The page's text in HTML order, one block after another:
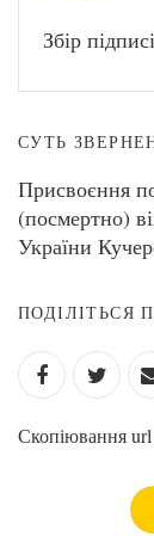
Збір
СУТЬ
Присвоєння
(посмертно)
України
ПОДІЛІТЬСЯ
Скопіювання url